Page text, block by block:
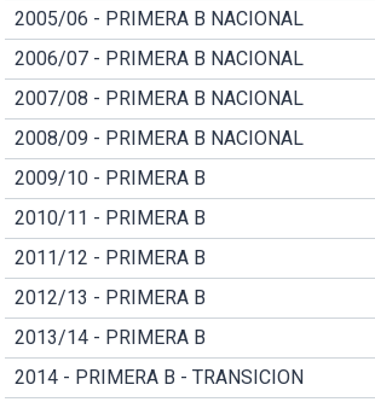
2005/06 - PRIMERA B NACIONAL
2006/07 - PRIMERA B NACIONAL
2007/08 - PRIMERA B NACIONAL
2008/09 - PRIMERA B NACIONAL
2009/10 - PRIMERA B
2010/11 - PRIMERA B
2011/12 - PRIMERA B
2012/13 - PRIMERA B
2013/14 - PRIMERA B
2014 - PRIMERA B - TRANSICION